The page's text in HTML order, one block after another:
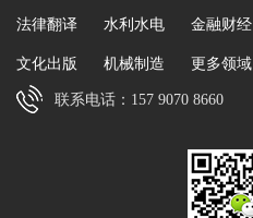
法律翻译 水利水电 金融财经
文化出版 机械制造 更多领域
联系电话：157 9070 8660